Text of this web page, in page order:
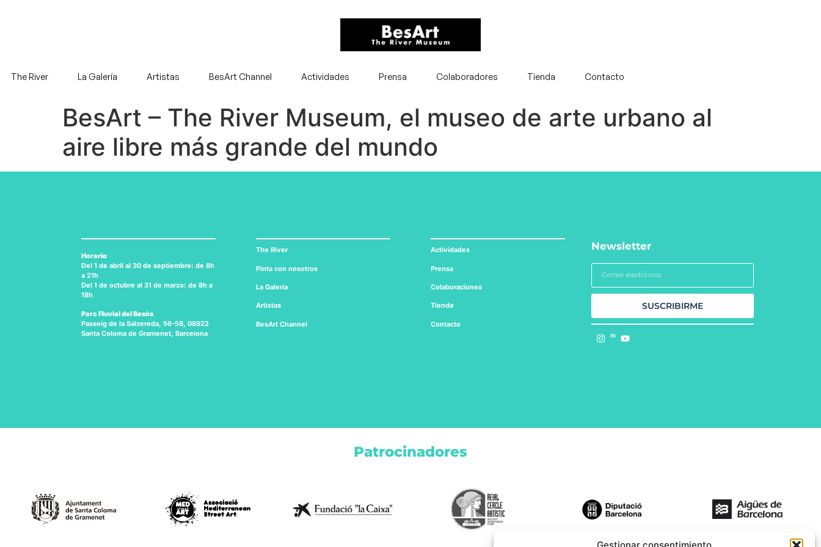
The River La Galería Artistas BesArt Channel Actividades Prensa Colaboradores Tienda Contacto
BesArt – The River Museum, el museo de arte urbano al
aire libre más grande del mundo
Horario
Del 1 de abril al 30 de septiembre: de 8h
a 21h
Del 1 de octubre al 31 de marzo: de 8h a
18h
Parc Fluvial del Besòs
Passeig de la Salzereda, 56-58, 08922
Santa Coloma de Gramenet, Barcelona
The River
Pinta con nosotros
La Galería
Artistas
BesArt Channel
Actividades
Prensa
Colaboraciones
Tienda
Contacto
Newsletter
SUSCRIBIRME
Síguenos en:
Patrocinadores